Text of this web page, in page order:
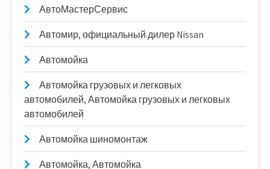
АвтоМастерСервис
Автомир, официальный дилер Nissan
Автомойка
Автомойка грузовых и легковых
автомобилей, Автомойка грузовых и легковых
автомобилей
Автомойка шиномонтаж
Автомойка, Автомойка